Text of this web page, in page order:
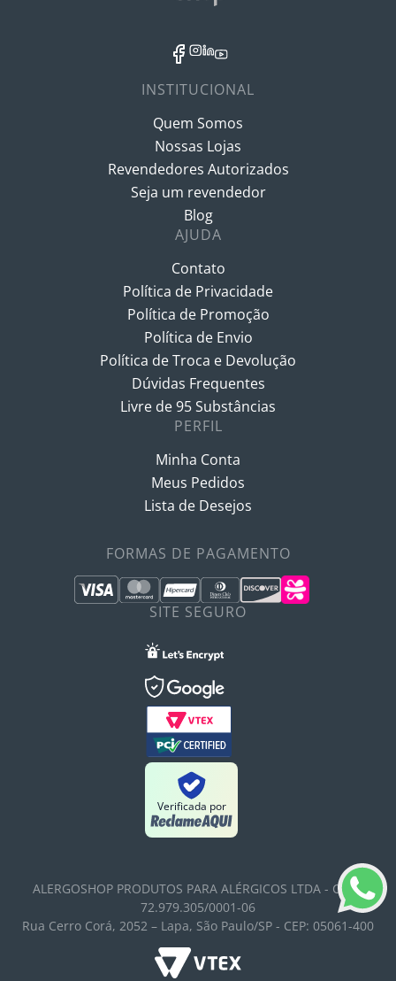
INSTITUCIONAL
Quem Somos
Nossas Lojas
Revendedores Autorizados
Seja um revendedor
Blog
AJUDA
Contato
Política de Privacidade
Política de Promoção
Política de Envio
Política de Troca e Devolução
Dúvidas Frequentes
Livre de 95 Substâncias
PERFIL
Minha Conta
Meus Pedidos
Lista de Desejos
FORMAS DE PAGAMENTO
SITE SEGURO
Verificada por
ALERGOSHOP PRODUTOS PARA ALÉRGICOS LTDA - CNPJ:
72.979.305/0001-06
Rua Cerro Corá, 2052 – Lapa, São Paulo/SP - CEP: 05061-400